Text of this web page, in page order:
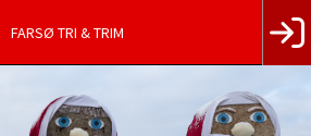
FARSØ TRI & TRIM